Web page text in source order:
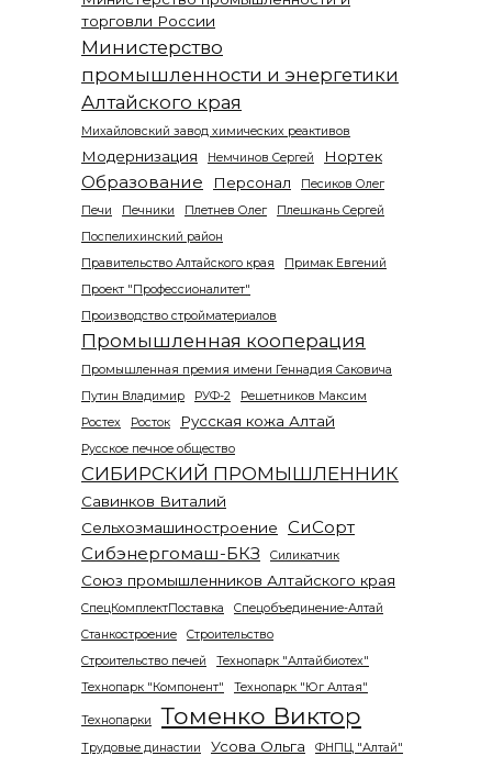
торговли России
Министерство
промышленности и энергетики
Алтайского края
Михайловский завод химических реактивов
Модернизация Немчинов Сергей Нортек
Образование Персонал
Песиков Олег
Печи
Печники Плетнев Олег
Плешкань Сергей
Поспелихинский район
Правительство Алтайского края
Примак Евгений
Проект "Профессионалитет"
Производство стройматериалов
Промышленная кооперация
Промышленная премия имени Геннадия Саковича
Путин Владимир
РУФ-2
Решетников Максим
Ростех
Росток Русская кожа Алтай
Русское печное общество
СИБИРСКИЙ ПРОМЫШЛЕННИК
Савинков Виталий
Сельхозмашиностроение
СиСорт
Сибэнергомаш-БКЗ
Силикатчик
Союз промышленников Алтайского края
СпецКомплектПоставка
Спецобъединение-Алтай
Станкостроение
Строительство
Строительство печей
Технопарк "Алтайбиотех"
Технопарк "Компонент"
Технопарк "Юг Алтая"
Технопарки Томенко Виктор
Трудовые династии Усова Ольга ФНПЦ "Алтай"